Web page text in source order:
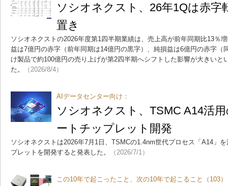
ソシオネクスト、26年1Qは赤字
置き
ソシオネクストの2026年度第1四半期業績は、売上高が前年同期比13％
益は7億円の赤字（前年同期は14億円の黒字）、純損益は6億円の赤字（
け製品で約100億円の売り上げが第2四半期へシフトした影響が大きいと
た。
（2026/8/4）
AIデータセンター向け：
ソシオネクスト、TSMC A14活
ートチップレット開発
ソシオネクストは2026年7月1日、TSMCの1.4nm世代プロセス「A14」
プレットを開発すると発表した。
（2026/7/1）
この10年で起こったこと、次の10年で起こること（103